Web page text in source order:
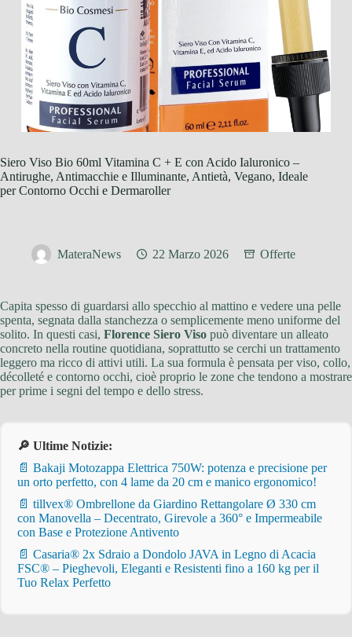
Siero Viso Bio 60ml Vitamina C + E con Acido Ialuronico –
Antirughe, Antimacchie e Illuminante, Antietà, Vegano, Ideale
per Contorno Occhi e Dermaroller
MateraNews 22 Marzo 2026 Offerte
Capita spesso di guardarsi allo specchio al mattino e vedere una pelle
spenta, segnata dalla stanchezza o semplicemente meno uniforme del
solito. In questi casi, Florence Siero Viso può diventare un alleato
concreto nella routine quotidiana, soprattutto se cerchi un trattamento
leggero ma ricco di attivi utili. La sua formula è pensata per viso, collo,
décolleté e contorno occhi, cioè proprio le zone che tendono a mostrare
per prime i segni del tempo e dello stress.
🔎 Ultime Notizie:
📄 Bakaji Motozappa Elettrica 750W: potenza e precisione per
un orto perfetto, con 4 lame da 20 cm e manico ergonomico!
📄 tillvex® Ombrellone da Giardino Rettangolare Ø 330 cm
con Manovella – Decentrato, Girevole a 360° e Impermeabile
con Base e Protezione Antivento
📄 Casaria® 2x Sdraio a Dondolo JAVA in Legno di Acacia
FSC® – Pieghevoli, Eleganti e Resistenti fino a 160 kg per il
Tuo Relax Perfetto